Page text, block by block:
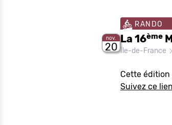
nov.
20
RANDO
La 16ème
Île-de-France
Cette
Suivez ce